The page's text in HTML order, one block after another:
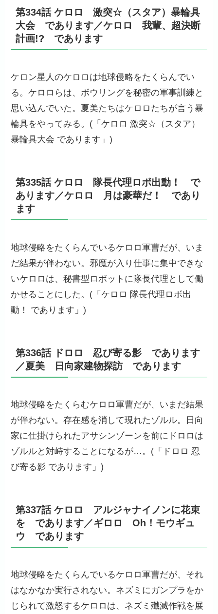
第334話 ケロロ 激突☆（スタア）暴輪具
大会 であります／ケロロ 我輩、超決断
計画!? であります
ケロン星人のケロロは地球侵略をたくらんでい
る。ケロロらは、ボウリングを秘密の軍事訓練と
思い込んでいた。夏美たちはケロロたちが言う暴
輪具をやってみる。(「ケロロ 激突☆（スタア）
暴輪具大会 であります」)
第335話 ケロロ 隊長代理ロボ出動！ で
あります／ケロロ 月は豪華だ！ であり
ます
地球侵略をたくらんでいるケロロ軍曹だが、いま
だ結果が伴わない。邪魔が入り仕事に集中できな
いケロロは、秘書型ロボットに隊長代理として働
かせることにした。(「ケロロ 隊長代理ロボ出
動！ であります」)
第336話 ドロロ 忍び寄る影 であります
／夏美 日向家建物探訪 であります
地球侵略をたくらむケロロ軍曹だが、いまだ結果
が伴わない。存在感を消して現れたゾルル。日向
家に仕掛けられたアサシンゾーンを前にドロロは
ゾルルと対峙することになるが…。(「ドロロ 忍
び寄る影 であります」)
第337話 ケロロ アルジャナイノンに花束
を であります／ギロロ Oh！モウギュ
ウ であります
地球侵略をたくらんでいるケロロ軍曹だが、それ
はなかなか実行されない。ネズミにガンプラをか
じられて激怒するケロロは、ネズミ殲滅作戦を展